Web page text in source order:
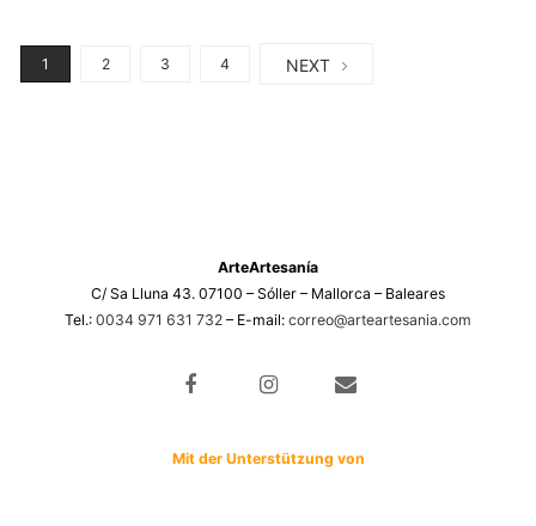
1 2 3 4 NEXT
ArteArtesanía
C/ Sa Lluna 43. 07100 – Sóller – Mallorca – Baleares
Tel.: 0034 971 631 732 – E-mail: correo@arteartesania.com
Mit der Unterstützung von